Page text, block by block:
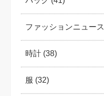
ファッションニュース
時計 (38)
服 (32)